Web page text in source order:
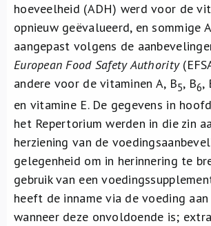
hoeveelheid (ADH) werd voor de
opnieuw geëvalueerd, en sommige
aangepast volgens de
European Food Safety Authority
andere voor de vitaminen A, B5, B6,
en vitamine E. De gegevens in
het Repertorium werden in die zin
herziening van de
gelegenheid om in herinnering te
gebruik van een
heeft de inname via de voeding
wanneer deze onvoldoende is;